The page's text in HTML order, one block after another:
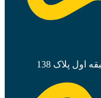
پلاک 138